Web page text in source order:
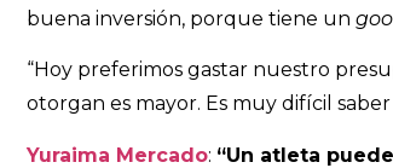
buena inversión, porque tiene un
“Hoy preferimos gastar nuestro
otorgan es mayor. Es muy difícil
Yuraima Mercado: “Un atleta